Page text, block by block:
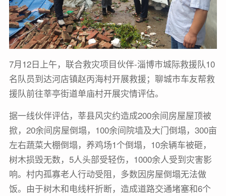
7月12日上午，联合救灾项目伙伴-淄博市城际救援队10
名队员到达河店镇赵丙海村开展救援；聊城市车友帮救
援队前往莘亭街道单庙村开展灾情评估。
据一线伙伴评估，莘县风灾约造成200余间房屋屋顶被
掀，20余间房屋倒塌，100余间院墙及大门倒塌，300亩
左右蔬菜大棚倒塌，养鸡场1个倒塌，10余辆车被砸，
树木损毁无数，5人头部受轻伤，1000余人受到灾害影
响。村内孤寡老人行动受阻，多数因房屋倒塌无法做
饭。由于树木和电线杆折断，造成道路交通堵塞和6个